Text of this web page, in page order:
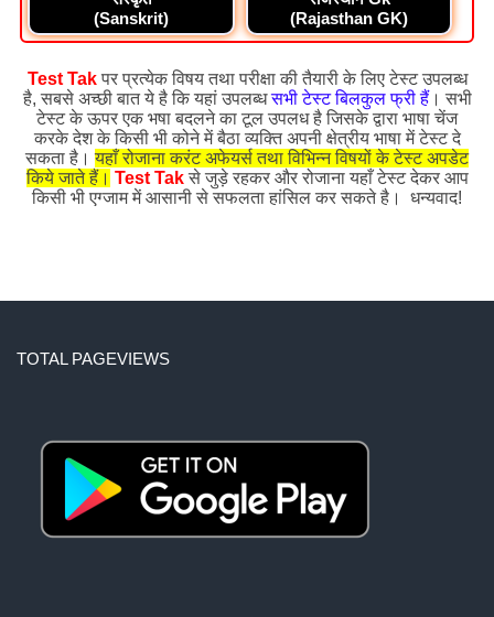
(Sanskrit)
(Rajasthan GK)
Test Takपर प्रत्येक विषय तथा परीक्षा की तैयारी के लिए टेस्ट उपलब्ध
है, सबसे अच्छी बात ये है कि यहां उपलब्धसभी टेस्ट बिलकुल फ्री हैं। सभी
टेस्ट के ऊपर एक भषा बदलने का टूल उपलध है जिसके द्वारा भाषा चेंज
करके देश के किसी भी कोने में बैठा व्यक्ति अपनी क्षेत्रीय भाषा में टेस्ट दे
सकता है।यहाँ रोजाना करंट अफेयर्स तथा विभिन्न विषयों के टेस्ट अपडेट
किये जाते हैं। Test Takसे जुड़े रहकर और रोजाना यहाँ टेस्ट देकर आप
किसी भी एग्जाम में आसानी से सफलता हांसिल कर सकते है। धन्यवाद!
TOTAL PAGEVIEWS